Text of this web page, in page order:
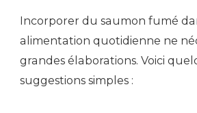
Incorporer du saumon fumé
alimentation quotidienne ne
grandes élaborations. Voici
suggestions simples :